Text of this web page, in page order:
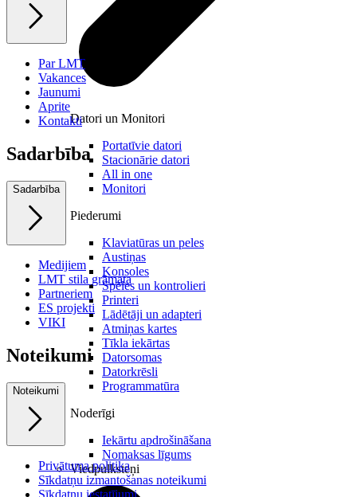
Datori un Monitori
Portatīvie datori
Stacionārie datori
All in one
Monitori
Piederumi
Klaviatūras un peles
Austiņas
Konsoles
Spēles un kontrolieri
Printeri
Lādētāji un adapteri
Atmiņas kartes
Tīkla iekārtas
Datorsomas
Datorkrēsli
Programmatūra
Noderīgi
Iekārtu apdrošināšana
Nomaksas līgums
Viedpulksteņi
Par LMT
Vakances
Jaunumi
Aprite
Kontakti
Sadarbība
Sadarbība
Medijiem
LMT stila grāmata
Partneriem
ES projekti
VIKI
Noteikumi
Noteikumi
Privātuma politika
Sīkdatņu izmantošanas noteikumi
Sīkdatņu iestatījumi